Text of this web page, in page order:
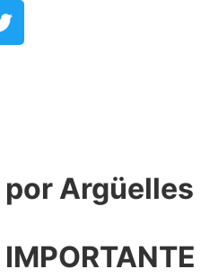
por Argüelles​